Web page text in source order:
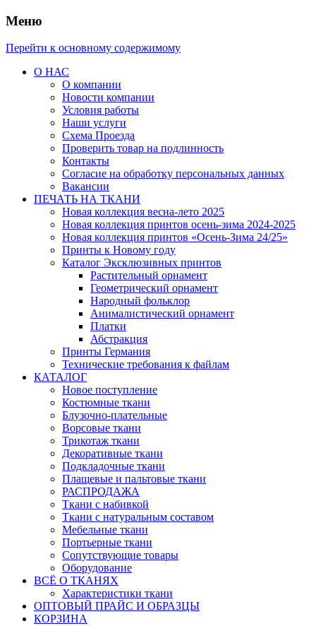
Меню
Перейти к основному содержимому
О НАС
О компании
Новости компании
Условия работы
Наши услуги
Схема Проезда
Проверить товар на подлинность
Контакты
Согласие на обработку персональных данных
Вакансии
ПЕЧАТЬ НА ТКАНИ
Новая коллекция весна-лето 2025
Новая коллекция принтов осень-зима 2024-2025
Новая коллекция принтов «Осень-Зима 24/25»
Принты к Новому году
Каталог Эксклюзивных принтов
Растительный орнамент
Геометрический орнамент
Народный фольклор
Анималистический орнамент
Платки
Абстракция
Принты Германия
Технические требования к файлам
КАТАЛОГ
Новое поступление
Костюмные ткани
Блузочно-плательные
Ворсовые ткани
Трикотаж ткани
Декоративные ткани
Подкладочные ткани
Плащевые и пальтовые ткани
РАСПРОДАЖА
Ткани с набивкой
Ткани с натуральным составом
Мебельные ткани
Портьерные ткани
Сопутствующие товары
Оборудование
ВСЁ О ТКАНЯХ
Характеристики ткани
ОПТОВЫЙ ПРАЙС И ОБРАЗЦЫ
КОРЗИНА